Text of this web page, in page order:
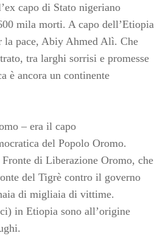
capo di Stato nigeriano
mila morti. A capo dell’Etiopia
la pace, Abiy Ahmed Alì. Che
tra larghi sorrisi e promesse
è ancora un continente
– era il capo
del Popolo Oromo.
di Liberazione Oromo, che
del Tigrè contro il governo
di migliaia di vittime.
in Etiopia sono all’origine